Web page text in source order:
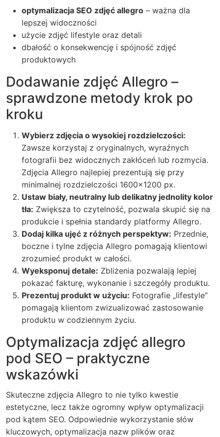
optymalizacja SEO zdjęć allegro – ważna dla
lepszej widoczności
użycie zdjęć lifestyle oraz detali
dbałość o konsekwencję i spójność zdjęć
produktowych
Dodawanie zdjęć Allegro –
sprawdzone metody krok po
kroku
Wybierz zdjęcia o wysokiej rozdzielczości:
Zawsze korzystaj z oryginalnych, wyraźnych
fotografii bez widocznych zakłóceń lub rozmycia.
Zdjęcia Allegro najlepiej prezentują się przy
minimalnej rozdzielczości 1600×1200 px.
Ustaw biały, neutralny lub delikatny jednolity kolor
tła: Zwiększa to czytelność, pozwala skupić się na
produkcie i spełnia standardy platformy Allegro.
Dodaj kilka ujęć z różnych perspektyw: Przednie,
boczne i tylne zdjęcia Allegro pomagają klientowi
zrozumieć produkt w całości.
Wyeksponuj detale: Zbliżenia pozwalają lepiej
pokazać fakturę, wykonanie i szczegóły produktu.
Prezentuj produkt w użyciu: Fotografie „lifestyle”
pomagają klientom zwizualizować zastosowanie
produktu w codziennym życiu.
Optymalizacja zdjęć allegro
pod SEO – praktyczne
wskazówki
Skuteczne zdjęcia Allegro to nie tylko kwestie
estetyczne, lecz także ogromny wpływ optymalizacji
pod kątem SEO. Odpowiednie wykorzystanie słów
kluczowych, optymalizacja nazw plików oraz